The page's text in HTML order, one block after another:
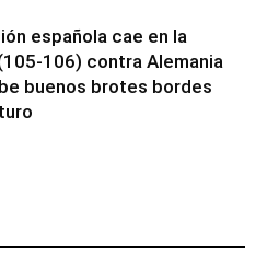
española cae en la
106) contra Alemania
buenos brotes bordes